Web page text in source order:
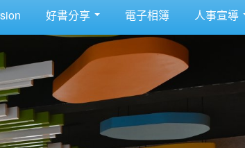
好書分享 電子相簿 人事宣導